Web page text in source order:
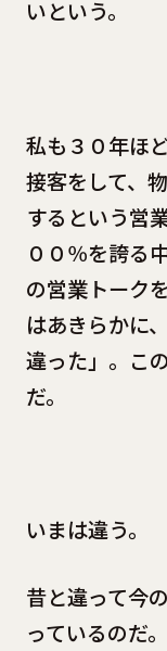
いという。
私も３０年ほ
接客をして、
するという営
００％を誇る
の営業トーク
はあきらかに
違った」。こ
だ。
いまは違う。
昔と違って今
っているのだ